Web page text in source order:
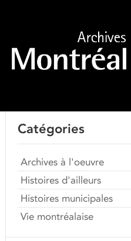
Catégories
Archives à l'oeuvre
Histoires d'ailleurs
Histoires municipales
Vie montréalaise